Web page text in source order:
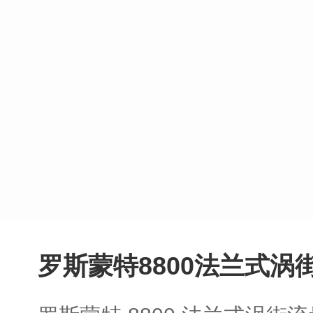
罗斯蒙特8800法兰式涡